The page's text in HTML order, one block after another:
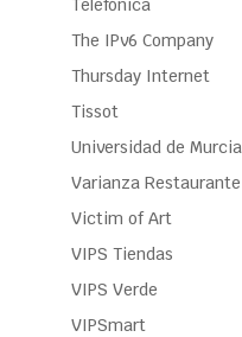
The IPv6 Company
Thursday Internet
Tissot
Universidad de Murcia
Varianza Restaurante
Victim of Art
VIPS Tiendas
VIPS Verde
VIPSmart